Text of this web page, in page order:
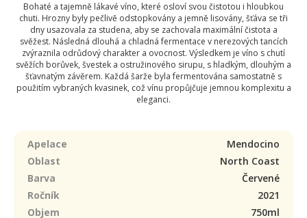
Bohaté a tajemně lákavé víno, které osloví svou čistotou i hloubkou
chuti. Hrozny byly pečlivě odstopkovány a jemně lisovány, šťáva se tři
dny usazovala za studena, aby se zachovala maximální čistota a
svěžest. Následná dlouhá a chladná fermentace v nerezových tancích
zvýraznila odrůdový charakter a ovocnost. Výsledkem je víno s chutí
svěžích borůvek, švestek a ostružinového sirupu, s hladkým, dlouhým a
šťavnatým závěrem. Každá šarže byla fermentována samostatně s
použitím vybraných kvasinek, což vínu propůjčuje jemnou komplexitu a
eleganci.
Apelace
Mendocino
Oblast
North Coast
Barva
Červené
Ročník
2021
Objem
750ml